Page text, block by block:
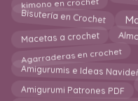
Bisutería en Crochet
Macetas a crochet
Agarraderas en crochet
Amigurumis e Ideas
Amigurumi Patrones PDF